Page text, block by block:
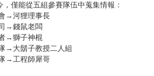
僅能從五組參賽隊伍中蒐集情報：
→河狸理事長
→錢鼠老闆
→獅子神棍
→大鬍子教授二人組
→工程師犀哥